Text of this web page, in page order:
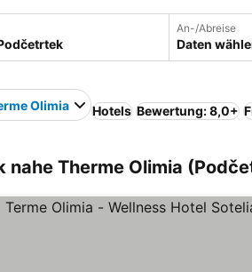
An-/Abreise
Daten
Olimia Hotels Bewertung: 8,0+
nahe Therme Olimia